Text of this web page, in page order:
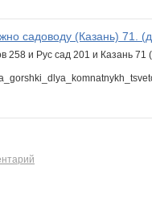
садоводу (Казань) 71.
258 и Рус сад 201 и Казань 71